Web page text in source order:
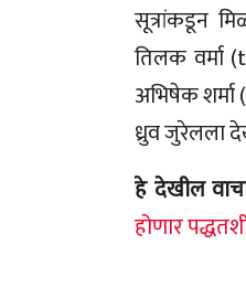
सूत्रांकडून
तिलक वर्मा
अभिषेक
ध्रुव जुरेलला
हे देखील
होणार